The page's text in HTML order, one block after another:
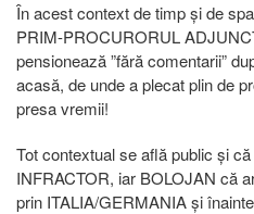
În acest context de timp și de
PRIM-PROCURORUL
pensionează ”fără comentarii”
acasă, de unde a plecat plin de
presa vremii!
Tot contextual se află public și
INFRACTOR, iar BOLOJAN că
prin ITALIA/GERMANIA și